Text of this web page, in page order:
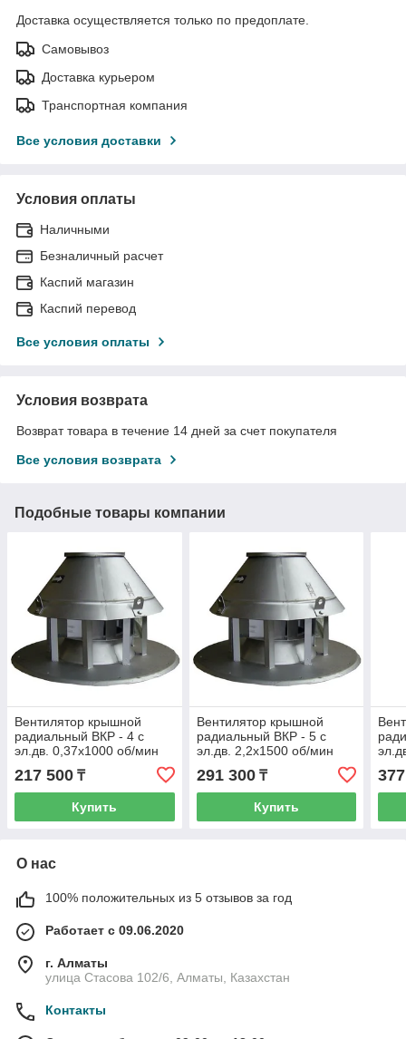
Доставка осуществляется только по предоплате.
Самовывоз
Доставка курьером
Транспортная компания
Все условия доставки
Условия оплаты
Наличными
Безналичный расчет
Каспий магазин
Каспий перевод
Все условия оплаты
Условия возврата
Возврат товара в течение 14 дней за счет покупателя
Все условия возврата
Подобные товары компании
Вентилятор крышной
радиальный ВКР - 4 с
эл.дв. 0,37х1000 об/мин
217 500 ₸
Купить
Вентилятор крышной
радиальный ВКР - 5 с
эл.дв. 2,2х1500 об/мин
291 300₸
Купить
О нас
100% положительных из 5 отзывов за год
Работает с 09.06.2020
г. Алматы
улица Стасова 102/6, Алматы, Казахстан
Контакты